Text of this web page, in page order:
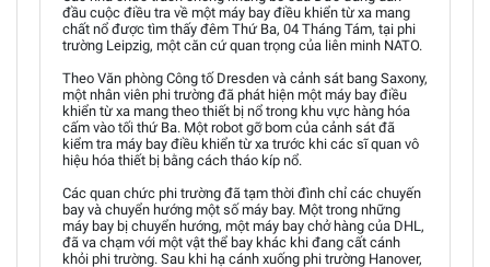
đầu cuộc điều tra về một máy bay điều khiển từ xa mang
chất nổ được tìm thấy đêm Thứ Ba, 04 Tháng Tám, tại phi
trường Leipzig, một căn cứ quan trọng của liên minh NATO.
Theo Văn phòng Công tố Dresden và cảnh sát bang Saxony,
một nhân viên phi trường đã phát hiện một máy bay điều
khiển từ xa mang theo thiết bị nổ trong khu vực hàng hóa
cấm vào tối thứ Ba. Một robot gỡ bom của cảnh sát đã
kiểm tra máy bay điều khiển từ xa trước khi các sĩ quan vô
hiệu hóa thiết bị bằng cách tháo kíp nổ.
Các quan chức phi trường đã tạm thời đình chỉ các chuyến
bay và chuyển hướng một số máy bay. Một trong những
máy bay bị chuyển hướng, một máy bay chở hàng của DHL,
đã va chạm với một vật thể bay khác khi đang cất cánh
khỏi phi trường. Sau khi hạ cánh xuống phi trường Hanover,